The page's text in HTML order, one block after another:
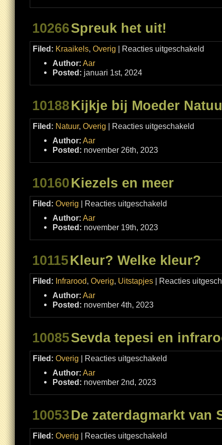
10266Spreuk het uit!
Filed: Kraaikels, Overig | Reacties uitgeschakeld
Author: Aar
Posted: januari 1st, 2024
10188Kijkje bij Moeder
Filed: Natuur, Overig | Reacties uitgeschakeld
Author: Aar
Posted: november 26th, 2023
10160Kiezels en meer
Filed: Overig | Reacties uitgeschakeld
Author: Aar
Posted: november 19th, 2023
10115Kleur? Welke kleur?
Filed: Infrarood, Overig, Uitstapjes | Reacties
Author: Aar
Posted: november 4th, 2023
10085Sevda tepesi en
Filed: Overig | Reacties uitgeschakeld
Author: Aar
Posted: november 2nd, 2023
10053De zaterdagmarkt van
Filed: Overig | Reacties uitgeschakeld